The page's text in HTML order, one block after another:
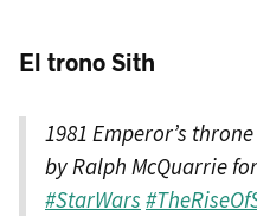
El trono Sith
1981 Emperor’s
by Ralph McQuarrie for
#StarWars